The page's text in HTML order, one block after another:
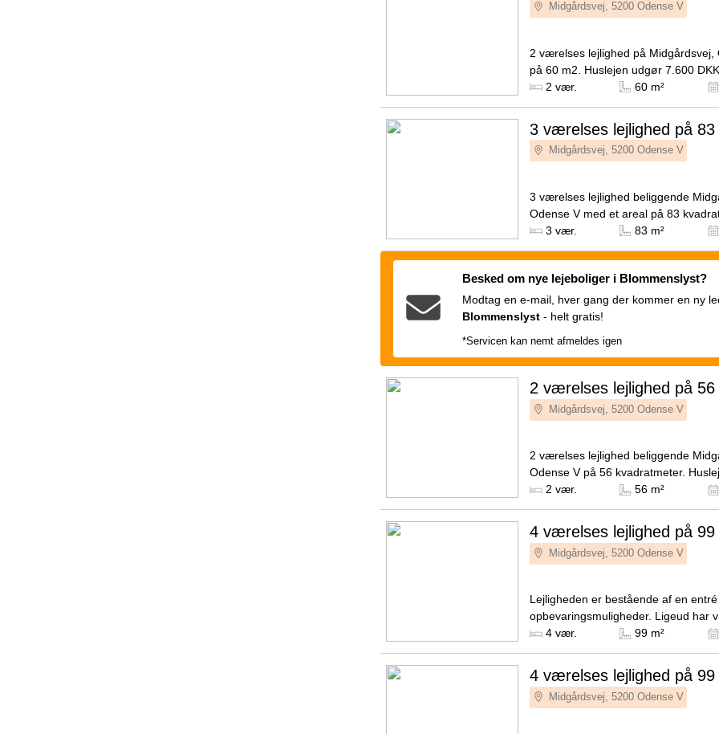
Midgårdsvej, 5200 Odense V
2 værelses lejlighed på Midgårdsvej,
på 60 m2. Huslejen udgør 7.600 DKK
er på 300 DKK.
Kilde: EDC
2 vær. 60 m²
3 værelses lejlighed på 83
Midgårdsvej, 5200 Odense V
3 værelses lejlighed beliggende
Odense V med et areal på 83
månedlige husleje udgør 10.500
Kilde: EDC
3 vær. 83 m²
Besked om nye lejeboliger i Blommenslyst?
Modtag en e-mail, hver gang der kommer en ny
Blommenslyst - helt gratis!
*Servicen kan nemt afmeldes igen
2 værelses lejlighed på 56
Midgårdsvej, 5200 Odense V
2 værelses lejlighed beliggende
Odense V på 56 kvadratmeter.
7.650 DKK og forbrug er sat til 300
Kilde: EDC
2 vær. 56 m²
4 værelses lejlighed på 99
Midgårdsvej, 5200 Odense V
Lejligheden er bestående af en
opbevaringsmuligheder. Ligeud har
badeværelset som er i lækre og
elementer og med en vaskesøjle...
Kilde: NextKey
4 vær. 99 m²
4 værelses lejlighed på 99
Midgårdsvej, 5200 Odense V